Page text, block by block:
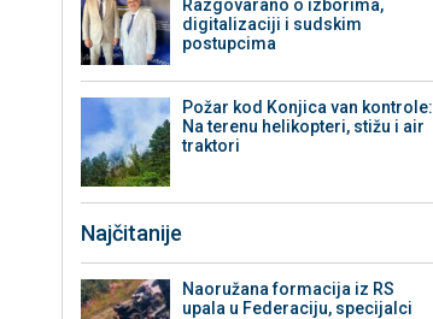
Razgovarano o izborima,
digitalizaciji i sudskim
postupcima
Požar kod Konjica van kontrole:
Na terenu helikopteri, stižu i air
traktori
Najčitanije
Naoružana formacija iz RS
upala u Federaciju, specijalci